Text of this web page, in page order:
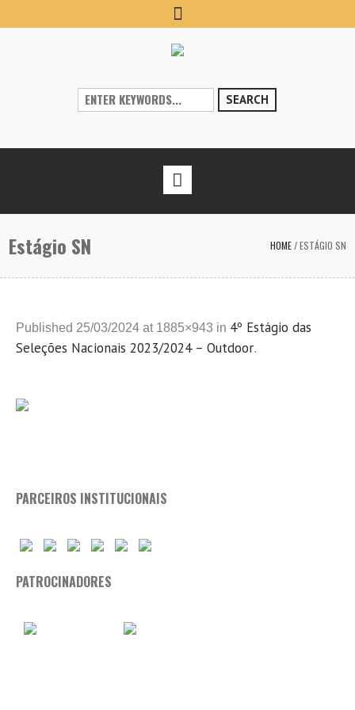
SEARCH
Estágio SN HOME/ESTÁGIO SN
Published 25/03/2024 at 1885×943 in 4º Estágio das
Seleções Nacionais 2023/2024 – Outdoor.
PARCEIROS INSTITUCIONAIS
PATROCINADORES